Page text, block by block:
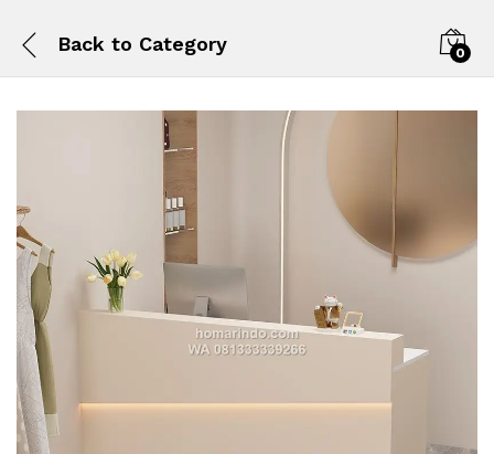
Back to Category 0